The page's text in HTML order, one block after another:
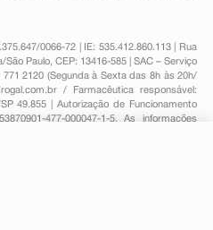
0066-72 | IE: 535.412.860.113 | Rua
Paulo, CEP: 13416-585 | SAC – Serviço
2120 (Segunda à Sexta das 8h às 20h/
/ Farmacêutica responsável:
49.855 | Autorização de Funcionamento
477-000047-1-5. As informações